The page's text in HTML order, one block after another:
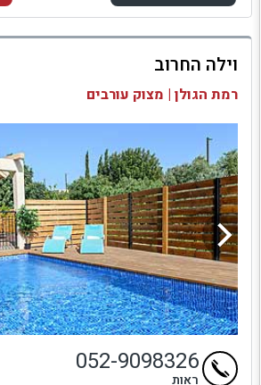
למתחם זה
בדיקת זמינות ומחירים
וילה החרוב
רמת הגולן | מצוק עורבים
052-9098326
ראות